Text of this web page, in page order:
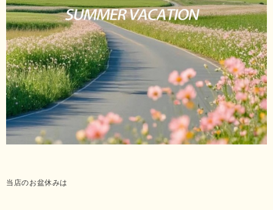
当店のお盆休みは